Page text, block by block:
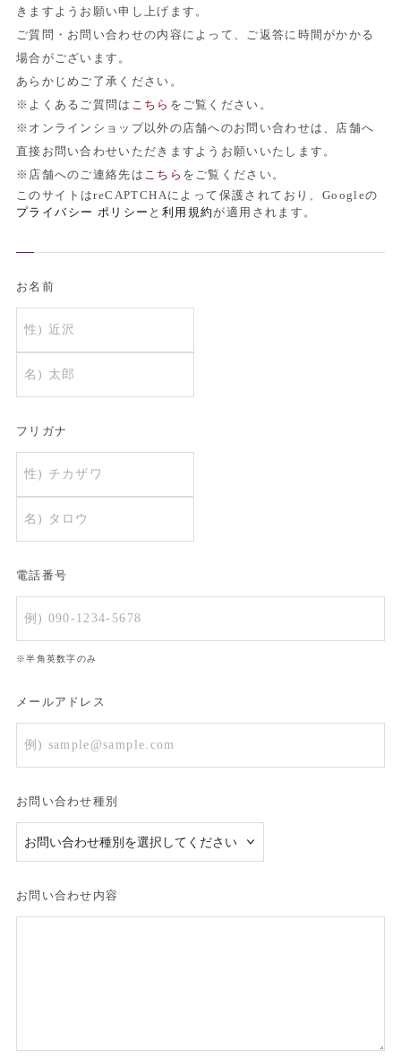
きますようお願い申し上げます。
ご質問・お問い合わせの内容によって、ご返答に時間がかかる
場合がございます。
あらかじめご了承ください。
※よくあるご質問は こちら をご覧ください。
※オンラインショップ以外の店舗へのお問い合わせは、店舗へ
直接お問い合わせいただきますようお願いいたします。
※店舗へのご連絡先は こちら をご覧ください。
このサイトはreCAPTCHAによって保護されており、Googleの
プライバシー ポリシー と 利用規約が適用されます。
お名前
フリガナ
電話番号
※半角英数字のみ
メールアドレス
お問い合わせ種別
お問い合わせ内容